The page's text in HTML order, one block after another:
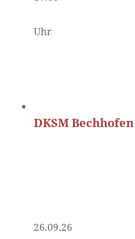
Uhr
DKSM Bechhofen
26.09.26